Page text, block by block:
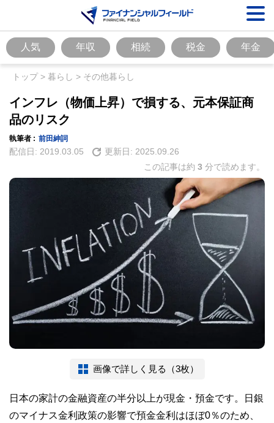
人気 年収 相続 税金 年金
トップ> 暮らし > その他暮らし
インフレ（物価上昇）で損する、元本保証商
品のリスク
執筆者 : 前田紳詞
配信日: 2019.03.05 更新日: 2025.09.26
この記事は約 3 分で読めます。
画像で詳しく見る（3枚）
日本の家計の金融資産の半分以上が現金・預金です。日銀
のマイナス金利政策の影響で預金金利はほぼ0％のため、